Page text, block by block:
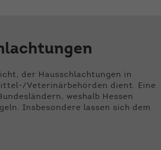
der Hausschlachtungen in
Veterinärbehörden dient. Eine
weshalb Hessen
Insbesondere lassen sich dem
1 Jahr
Cookie Einstellungen speichern
unserer Website externe Inhalte, um
Informationen anzubieten.